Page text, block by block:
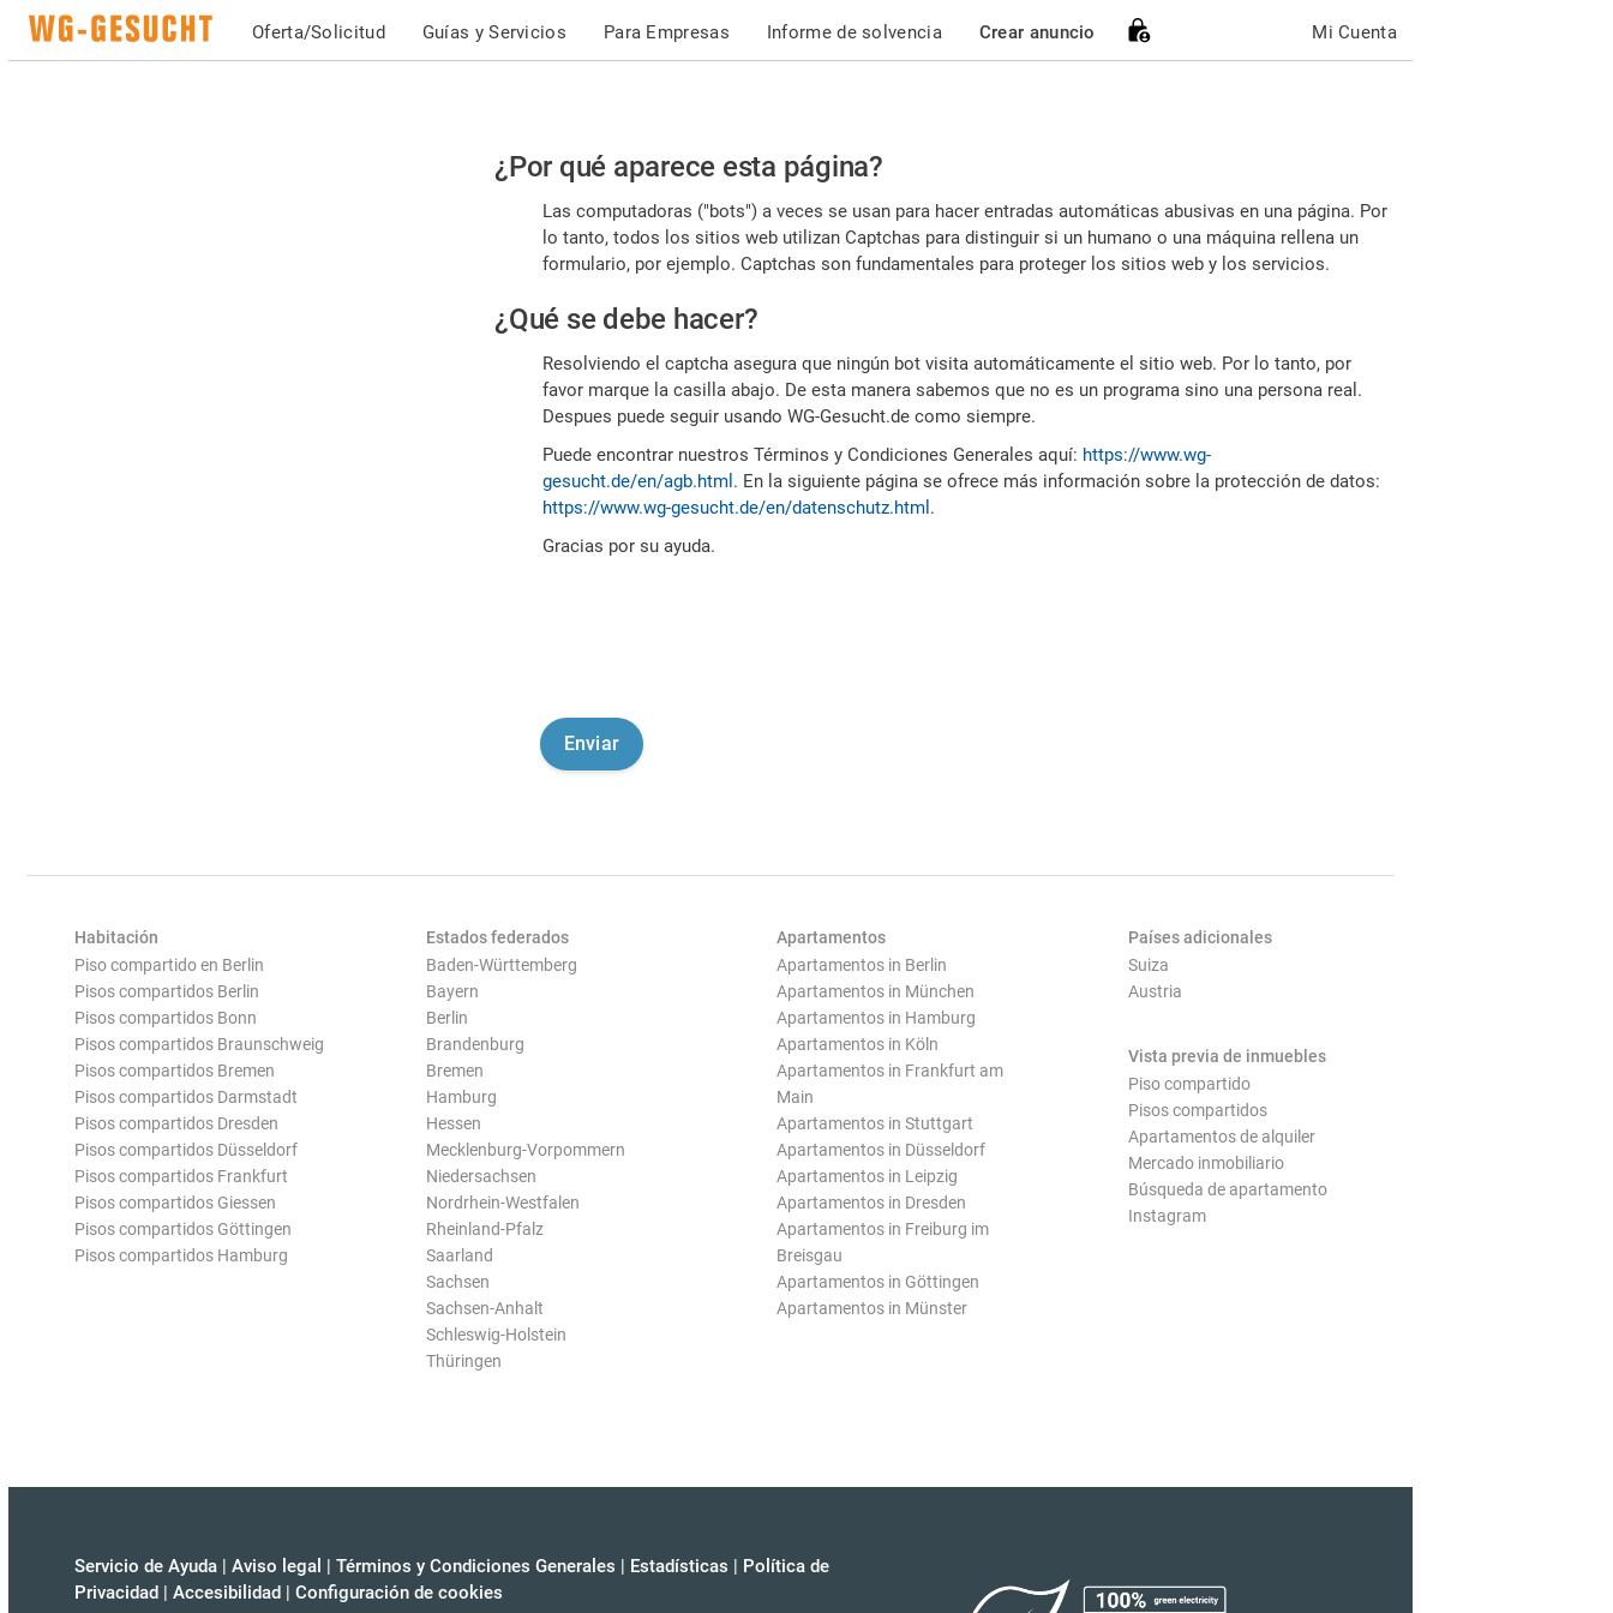
Oferta/Solicitud Guías y Servicios Para Empresas Informe de solvencia Crear anuncio Mi Cuenta
Por
favor,
confirme
es
humano
¿Por qué aparece esta página?
Las computadoras ("bots") a veces se usan para hacer entradas automáticas abusivas en una página. Por
lo tanto, todos los sitios web utilizan Captchas para distinguir si un humano o una máquina rellena un
formulario, por ejemplo. Captchas son fundamentales para proteger los sitios web y los servicios.
¿Qué se debe hacer?
Resolviendo el captcha asegura que ningún bot visita automáticamente el sitio web. Por lo tanto, por
favor marque la casilla abajo. De esta manera sabemos que no es un programa sino una persona real.
Despues puede seguir usando WG-Gesucht.de como siempre.
Puede encontrar nuestros Términos y Condiciones Generales aquí: https://www.wg-
gesucht.de/en/agb.html . En la siguiente página se ofrece más información sobre la protección de datos:
https://www.wg-gesucht.de/en/datenschutz.html .
Gracias por su ayuda.
Habitación
Piso compartido en Berlin
Pisos compartidos Berlin
Pisos compartidos Bonn
Pisos compartidos Braunschweig
Pisos compartidos Bremen
Pisos compartidos Darmstadt
Pisos compartidos Dresden
Pisos compartidos Düsseldorf
Pisos compartidos Frankfurt
Pisos compartidos Giessen
Pisos compartidos Göttingen
Pisos compartidos Hamburg
Estados federados
Baden-Württemberg
Bayern
Berlin
Brandenburg
Bremen
Hamburg
Hessen
Mecklenburg-Vorpommern
Niedersachsen
Nordrhein-Westfalen
Rheinland-Pfalz
Saarland
Sachsen
Sachsen-Anhalt
Schleswig-Holstein
Thüringen
Apartamentos
Apartamentos in Berlin
Apartamentos in München
Apartamentos in Hamburg
Apartamentos in Köln
Apartamentos in Frankfurt am
Main
Apartamentos in Stuttgart
Apartamentos in Düsseldorf
Apartamentos in Leipzig
Apartamentos in Dresden
Apartamentos in Freiburg im
Breisgau
Apartamentos in Göttingen
Apartamentos in Münster
Países adicionales
Suiza
Austria
Vista previa de inmuebles
Piso compartido
Pisos compartidos
Apartamentos de alquiler
Mercado inmobiliario
Búsqueda de apartamento
Instagram
Servicio de Ayuda | Aviso legal | Términos y Condiciones Generales | Estadísticas | Política de
Privacidad | Accesibilidad | Configuración de cookies